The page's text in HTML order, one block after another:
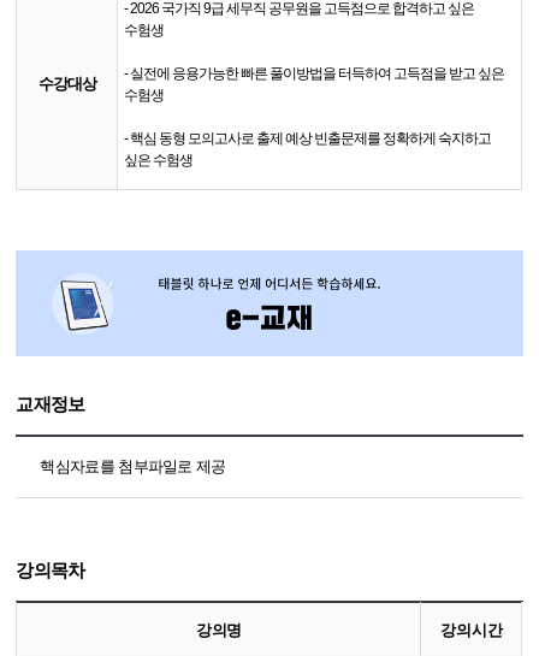
수강대상
- 2026 국가직 9급 세무직 공무원을 고득점으로 합격하고 싶은
수험생
- 실전에 응용가능한 빠른 풀이방법을 터득하여 고득점을 받고 싶은
수험생
- 핵심 동형 모의고사로 출제 예상 빈출문제를 정확하게 숙지하고
싶은 수험생
교재정보
핵심자료를 첨부파일로 제공
강의목차
강의명 강의시간